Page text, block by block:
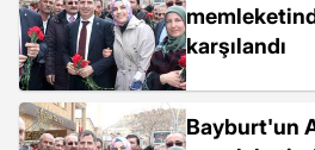
karşılandı
Bayburt'un